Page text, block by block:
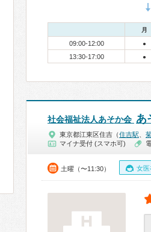
月
09:00-12:00 ●
13:30-17:00 ●
社会福祉法人あそか会 あ
東京都江東区住吉（住吉駅
マイナ受付 (スマホ可)
土曜（〜11:30） 女医